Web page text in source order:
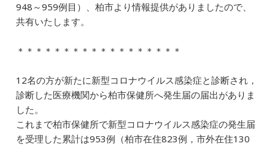
948～959例目）、柏市より情報提供がありましたので、
共有いたします。
＊＊＊＊＊＊＊＊＊＊＊＊＊＊＊＊＊＊
12名の方が新たに新型コロナウイルス感染症と診断され，
診断した医療機関から柏市保健所へ発生届の届出がありま
した。
これまで柏市保健所で新型コロナウイルス感染症の発生届
を受理した累計は953例（柏市在住823例，市外在住130